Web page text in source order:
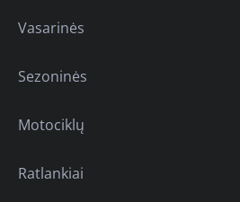
Vasarinės
Sezoninės
Motociklų
Ratlankiai